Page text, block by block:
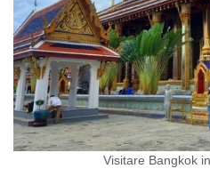
Visitare Bangkok